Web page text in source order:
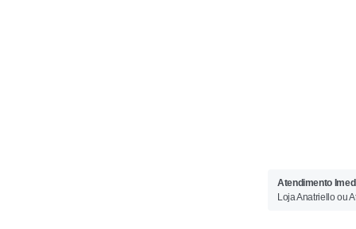
Atendimento
Loja Anatriello ou